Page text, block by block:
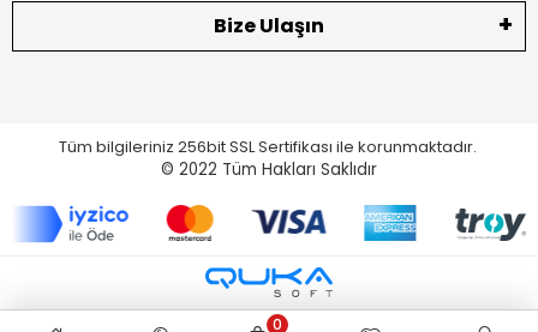
Bize Ulaşın
Tüm bilgileriniz 256bit SSL Sertifikası ile korunmaktadır.
© 2022 Tüm Hakları Saklıdır
0